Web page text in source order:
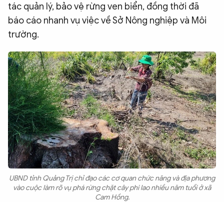
tác quản lý, bảo vệ rừng ven biển, đồng thời đã
báo cáo nhanh vụ việc về Sở Nông nghiệp và Môi
trường.
UBND tỉnh Quảng Trị chỉ đạo các cơ quan chức năng và địa phương
vào cuộc làm rõ vụ phá rừng chặt cây phi lao nhiều năm tuổi ở xã
Cam Hồng.